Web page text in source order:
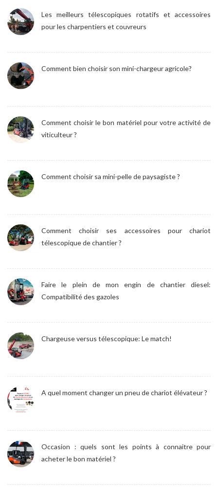
Les meilleurs télescopiques rotatifs et accessoires
pour les charpentiers et couvreurs
Comment bien choisir son mini-chargeur agricole?
Comment choisir le bon matériel pour votre activité de
viticulteur ?
Comment choisir sa mini-pelle de paysagiste ?
Comment choisir ses accessoires pour chariot
télescopique de chantier ?
Faire le plein de mon engin de chantier diesel:
Compatibilité des gazoles
Chargeuse versus télescopique: Le match!
A quel moment changer un pneu de chariot élévateur ?
Occasion : quels sont les points à connaitre pour
acheter le bon matériel ?